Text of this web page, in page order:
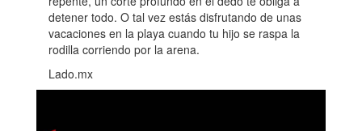
detener todo. O tal vez estás disfrutando de unas
vacaciones en la playa cuando tu hijo se raspa la
rodilla corriendo por la arena.
Lado.mx